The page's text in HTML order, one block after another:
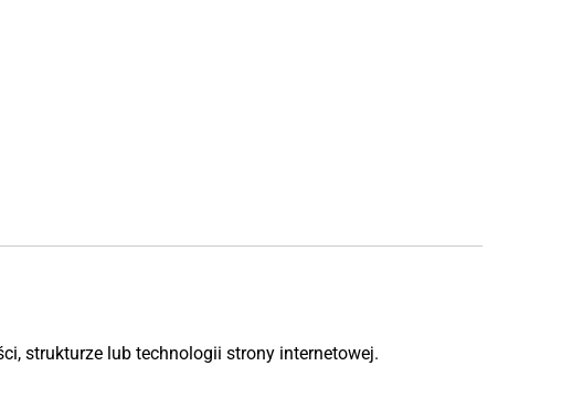
strukturze lub technologii strony internetowej.